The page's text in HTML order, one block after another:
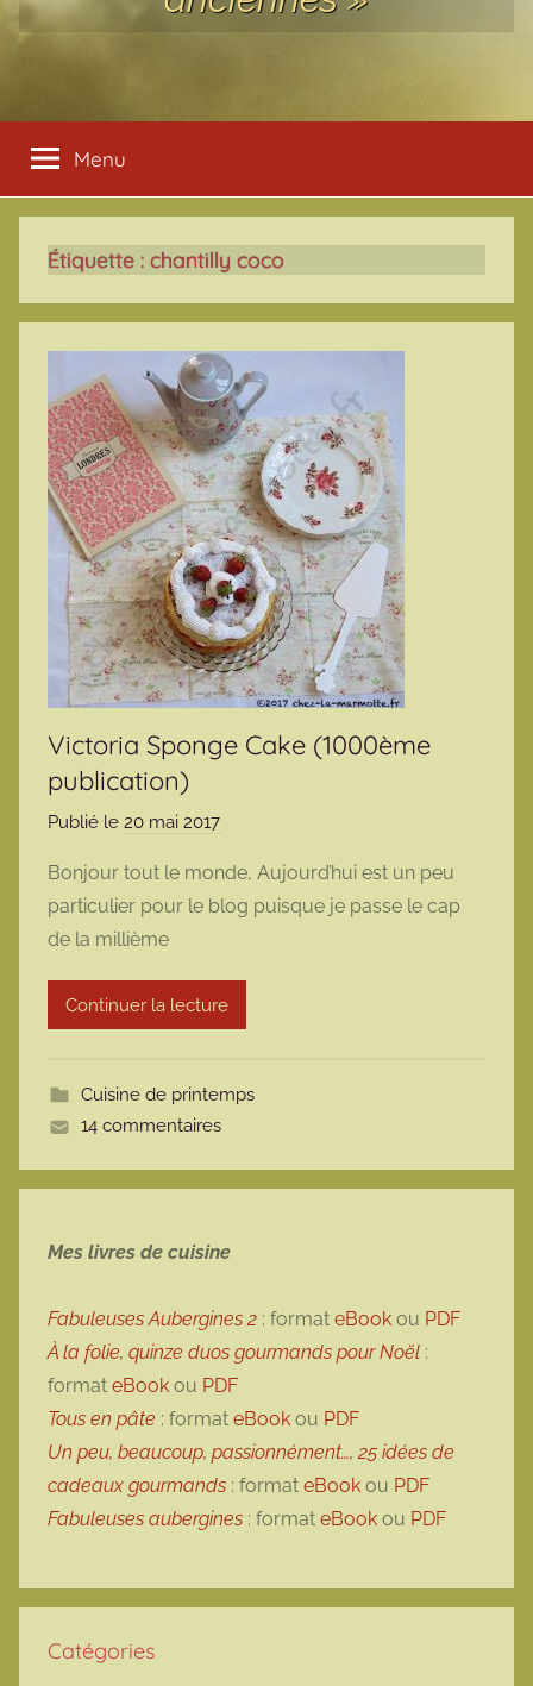
Menu
Étiquette : chantilly coco
Victoria Sponge Cake (1000ème
publication)
Publié le 20 mai 2017
r
m
r
m
t
e
Bonjour tout le monde, Aujourd’hui est un peu
particulier pour le blog puisque je passe le cap
de la millième
Continuer la lecture
Cuisine de printemps
14 commentaires
Mes livres de cuisine
Fabuleuses Aubergines 2 : format eBook ou PDF
À la folie, quinze duos gourmands pour Noël :
format eBook ou PDF
Tous en pâte : format eBook ou PDF
Un peu, beaucoup, passionnément…, 25 idées de
cadeaux gourmands : format eBook ou PDF
Fabuleuses aubergines : format eBook ou PDF
Catégories